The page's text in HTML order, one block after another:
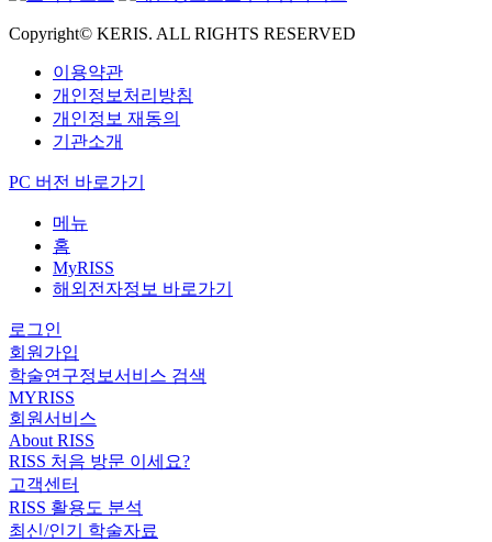
Copyright© KERIS. ALL RIGHTS RESERVED
이용약관
개인정보처리방침
개인정보 재동의
기관소개
PC 버전 바로가기
메뉴
홈
MyRISS
해외전자정보 바로가기
로그인
회원가입
학술연구정보서비스 검색
MYRISS
회원서비스
About RISS
RISS 처음 방문 이세요?
고객센터
RISS 활용도 분석
최신/인기 학술자료